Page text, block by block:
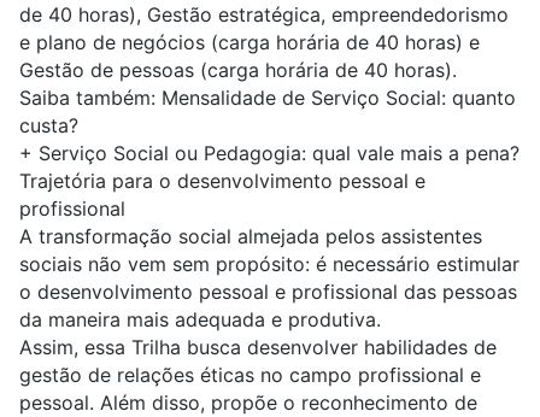
de 40 horas), Gestão estratégica, empreendedorismo
e plano de negócios (carga horária de 40 horas) e
Gestão de pessoas (carga horária de 40 horas).
Saiba também: Mensalidade de Serviço Social: quanto
custa?
+ Serviço Social ou Pedagogia: qual vale mais a pena?
Trajetória para o desenvolvimento pessoal e
profissional
A transformação social almejada pelos assistentes
sociais não vem sem propósito: é necessário estimular
o desenvolvimento pessoal e profissional das pessoas
da maneira mais adequada e produtiva.
Assim, essa Trilha busca desenvolver habilidades de
gestão de relações éticas no campo profissional e
pessoal. Além disso, propõe o reconhecimento de